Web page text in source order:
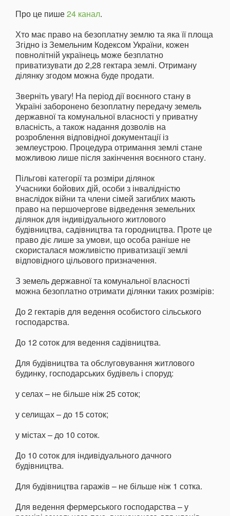
Про це пише24 канал.
Хто має право на безоплатну землю та яка її площа
Згідно із Земельним Кодексом України, кожен
повнолітній українець може безплатно
приватизувати до 2,28 гектара землі. Отриману
ділянку згодом можна буде продати.
Зверніть увагу! На період дії воєнного стану в
Україні заборонено безоплатну передачу земель
державної та комунальної власності у приватну
власність, а також надання дозволів на
розроблення відповідної документації із
землеустрою. Процедура отримання землі стане
можливою лише після закінчення воєнного стану.
Пільгові категорії та розміри ділянок
Учасники бойових дій, особи з інвалідністю
внаслідок війни та члени сімей загиблих мають
право на першочергове відведення земельних
ділянок для індивідуального житлового
будівництва, садівництва та городництва. Проте це
право діє лише за умови, що особа раніше не
скористалася можливістю приватизації землі
відповідного цільового призначення.
З земель державної та комунальної власності
можна безоплатно отримати ділянки таких розмірів:
До 2 гектарів для ведення особистого сільського
господарства.
До 12 соток для ведення садівництва.
Для будівництва та обслуговування житлового
будинку, господарських будівель і споруд:
у селах – не більше ніж 25 соток;
у селищах – до 15 соток;
у містах – до 10 соток.
До 10 соток для індивідуального дачного
будівництва.
Для будівництва гаражів – не більше ніж 1 сотка.
Для ведення фермерського господарства – у